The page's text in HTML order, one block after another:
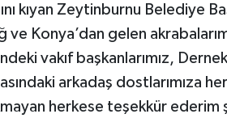
kıyan Zeytinburnu Belediye
ve Konya’dan gelen
vakıf başkanlarımız,
arkadaş dostlarımıza
herkese teşekkür